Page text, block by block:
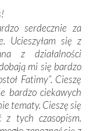
swoją opieką
nacje, które
która zawierza
wierności Bogu i
momenty w
przypominają o
duszę i o łaskę
pomyślność –
serdecznie za
Ucieszyłam się z
z działalności
mi się bardzo
Fatimy”. Cieszę
bardzo ciekawych
tematy. Cieszę się
tych czasopism.